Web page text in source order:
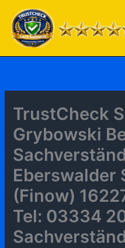
Inhalt
springen
TrustCheck
Grybowski
Eberswalder
(Finow)
Tel: 03334